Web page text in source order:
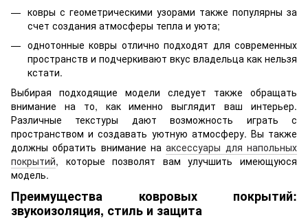
ковры с геометрическими узорами также популярны за
счет создания атмосферы тепла и уюта;
однотонные ковры отлично подходят для современных
пространств и подчеркивают вкус владельца как нельзя
кстати.
Выбирая подходящие модели следует также обращать
внимание на то, как именно выглядит ваш интерьер.
Различные текстуры дают возможность играть с
пространством и создавать уютную атмосферу. Вы также
должны обратить внимание нааксессуары для напольных
покрытий, которые позволят вам улучшить имеющуюся
модель.
Преимущества ковровых покрытий:
звукоизоляция, стиль и защита